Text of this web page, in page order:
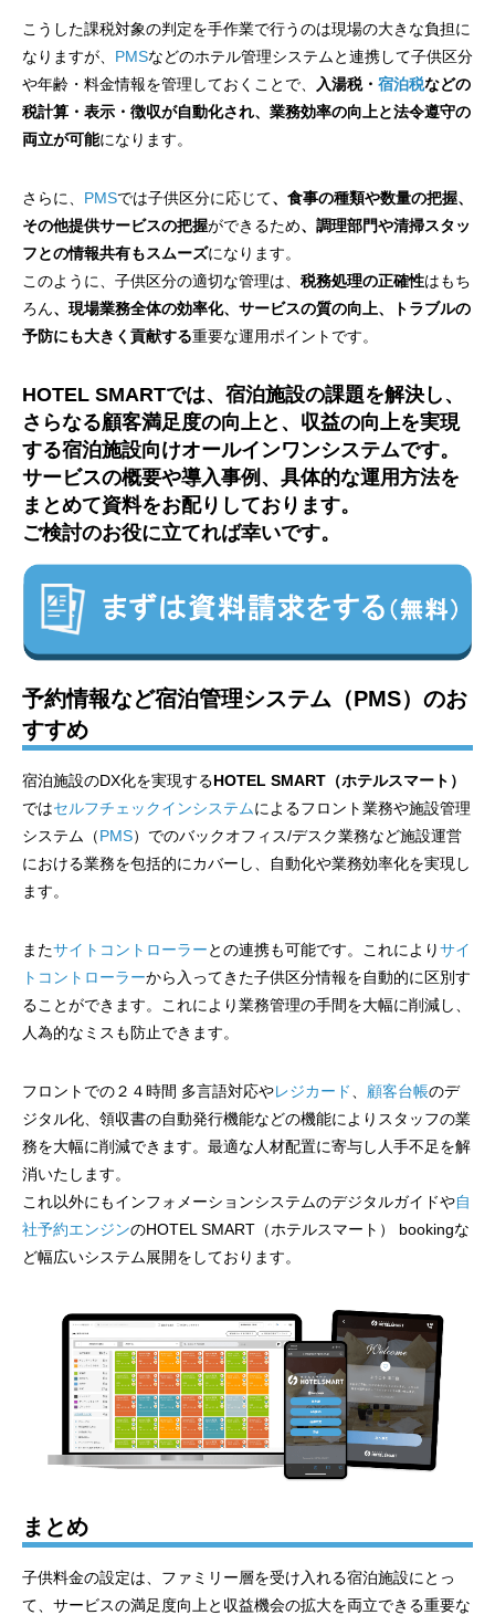
こうした課税対象の判定を手作業で行うのは現場の大きな負担に
なりますが、 PMSなどのホテル管理システムと連携して子供区分
や年齢・料金情報を管理しておくことで、
入湯税・ 宿泊税などの
税計算・表示・徴収が自動化され、業務効率の向上と法令遵守の
両立が可能になります。
さらに、 PMSでは子供区分に応じて、食事の種類や数量の把握、
その他提供サービスの把握ができるため、調理部門や清掃スタッ
フとの情報共有もスムーズになります。
このように、子供区分の適切な管理は、 税務処理の正確性はもち
ろん、現場業務全体の効率化、サービスの質の向上、トラブルの
予防にも大きく貢献する重要な運用ポイントです。
HOTEL SMARTでは、宿泊施設の課題を解決し、
さらなる顧客満足度の向上と、収益の向上を実現
する宿泊施設向けオールインワンシステムです。
サービスの概要や導入事例、具体的な運用方法を
まとめて資料をお配りしております。
ご検討のお役に立てれば幸いです。
予約情報など宿泊管理システム（PMS）のお
すすめ
宿泊施設のDX化を実現するHOTEL SMART（ホテルスマート）
ではセルフチェックインシステムによるフロント業務や施設管理
システム（PMS）でのバックオフィス/デスク業務など施設運営
における業務を包括的にカバーし、自動化や業務効率化を実現し
ます。
またサイトコントローラーとの連携も可能です。これによりサイ
トコントローラーから入ってきた子供区分情報を自動的に区別す
ることができます。これにより業務管理の手間を大幅に削減し、
人為的なミスも防止できます。
フロントでの２４時間 多言語対応やレジカード 顧客台帳のデ
ジタル化、領収書の自動発行機能などの機能によりスタッフの業
務を大幅に削減できます。最適な人材配置に寄与し人手不足を解
消いたします。
これ以外にもインフォメーションシステムのデジタルガイドや自
社予約エンジンのHOTEL SMART（ホテルスマート） bookingな
ど幅広いシステム展開をしております。
まとめ
子供料金の設定は、ファミリー層を受け入れる宿泊施設にとっ
て、サービスの満足度向上と収益機会の拡大を両立できる重要な